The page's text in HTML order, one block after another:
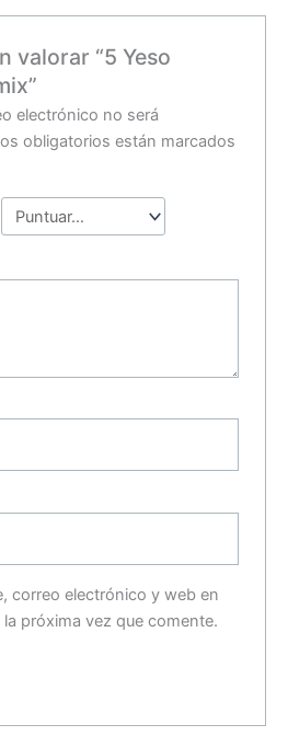
valorar “5 Yeso
electrónico no será
obligatorios están marcados
correo electrónico y web en
próxima vez que comente.